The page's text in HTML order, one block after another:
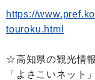
https://
touroku.html
☆高知県の観光情
「よさこいネット」